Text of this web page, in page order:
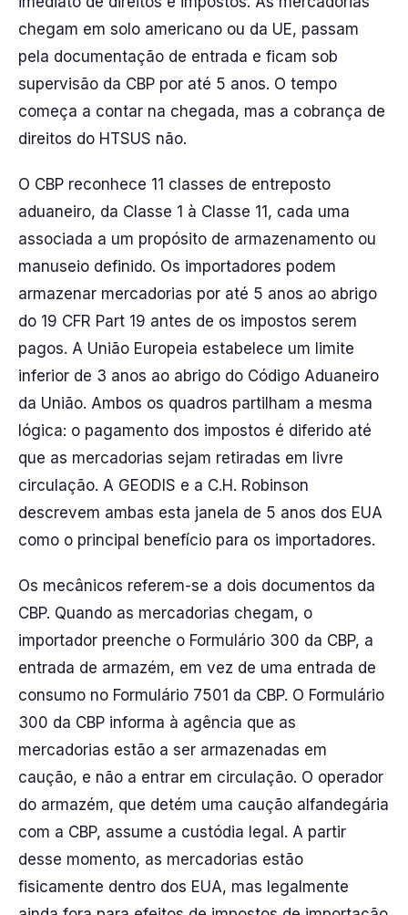
chegam em solo americano ou da UE, passam
pela documentação de entrada e ficam sob
supervisão da CBP por até 5 anos. O tempo
começa a contar na chegada, mas a cobrança de
direitos do HTSUS não.
O CBP reconhece 11 classes de entreposto
aduaneiro, da Classe 1 à Classe 11, cada uma
associada a um propósito de armazenamento ou
manuseio definido. Os importadores podem
armazenar mercadorias por até 5 anos ao abrigo
do 19 CFR Part 19 antes de os impostos serem
pagos. A União Europeia estabelece um limite
inferior de 3 anos ao abrigo do Código Aduaneiro
da União. Ambos os quadros partilham a mesma
lógica: o pagamento dos impostos é diferido até
que as mercadorias sejam retiradas em livre
circulação. A GEODIS e a C.H. Robinson
descrevem ambas esta janela de 5 anos dos EUA
como o principal benefício para os importadores.
Os mecânicos referem-se a dois documentos da
CBP. Quando as mercadorias chegam, o
importador preenche o Formulário 300 da CBP, a
entrada de armazém, em vez de uma entrada de
consumo no Formulário 7501 da CBP. O Formulário
300 da CBP informa à agência que as
mercadorias estão a ser armazenadas em
caução, e não a entrar em circulação. O operador
do armazém, que detém uma caução alfandegária
com a CBP, assume a custódia legal. A partir
desse momento, as mercadorias estão
fisicamente dentro dos EUA, mas legalmente